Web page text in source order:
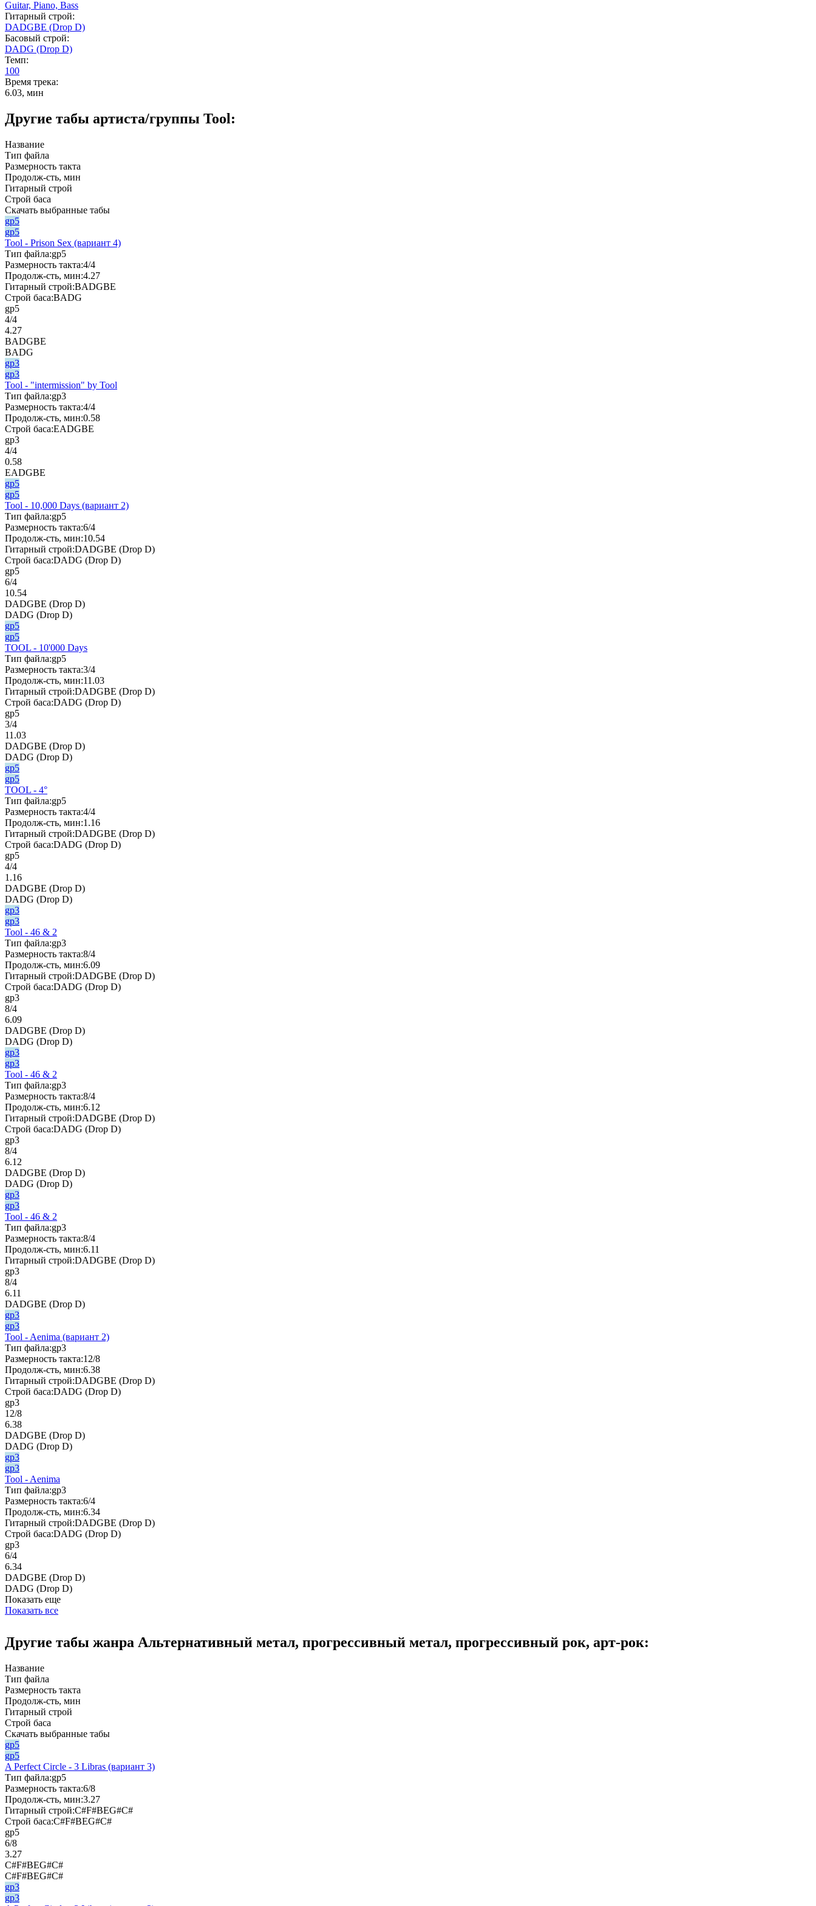
Guitar, Piano, Bass
Гитарный строй:
DADGBE (Drop D)
Басовый строй:
DADG (Drop D)
Темп:
100
Время трека:
6.03, мин
Другие табы артиста/группы Tool:
Название
Тип файла
Размерность такта
Продолж-сть, мин
Гитарный строй
Строй баса
Скачать выбранные табы
gp5
gp5
Tool - Prison Sex (вариант 4)
Тип файла:gp5
Размерность такта:4/4
Продолж-сть, мин:4.27
Гитарный строй:BADGBE
Строй баса:BADG
gp5
4/4
4.27
BADGBE
BADG
gp3
gp3
Tool - "intermission" by Tool
Тип файла:gp3
Размерность такта:4/4
Продолж-сть, мин:0.58
Строй баса:EADGBE
gp3
4/4
0.58
EADGBE
gp5
gp5
Tool - 10,000 Days (вариант 2)
Тип файла:gp5
Размерность такта:6/4
Продолж-сть, мин:10.54
Гитарный строй:DADGBE (Drop D)
Строй баса:DADG (Drop D)
gp5
6/4
10.54
DADGBE (Drop D)
DADG (Drop D)
gp5
gp5
TOOL - 10'000 Days
Тип файла:gp5
Размерность такта:3/4
Продолж-сть, мин:11.03
Гитарный строй:DADGBE (Drop D)
Строй баса:DADG (Drop D)
gp5
3/4
11.03
DADGBE (Drop D)
DADG (Drop D)
gp5
gp5
TOOL - 4°
Тип файла:gp5
Размерность такта:4/4
Продолж-сть, мин:1.16
Гитарный строй:DADGBE (Drop D)
Строй баса:DADG (Drop D)
gp5
4/4
1.16
DADGBE (Drop D)
DADG (Drop D)
gp3
gp3
Tool - 46 & 2
Тип файла:gp3
Размерность такта:8/4
Продолж-сть, мин:6.09
Гитарный строй:DADGBE (Drop D)
Строй баса:DADG (Drop D)
gp3
8/4
6.09
DADGBE (Drop D)
DADG (Drop D)
gp3
gp3
Tool - 46 & 2
Тип файла:gp3
Размерность такта:8/4
Продолж-сть, мин:6.12
Гитарный строй:DADGBE (Drop D)
Строй баса:DADG (Drop D)
gp3
8/4
6.12
DADGBE (Drop D)
DADG (Drop D)
gp3
gp3
Tool - 46 & 2
Тип файла:gp3
Размерность такта:8/4
Продолж-сть, мин:6.11
Гитарный строй:DADGBE (Drop D)
gp3
8/4
6.11
DADGBE (Drop D)
gp3
gp3
Tool - Aenima (вариант 2)
Тип файла:gp3
Размерность такта:12/8
Продолж-сть, мин:6.38
Гитарный строй:DADGBE (Drop D)
Строй баса:DADG (Drop D)
gp3
12/8
6.38
DADGBE (Drop D)
DADG (Drop D)
gp3
gp3
Tool - Aenima
Тип файла:gp3
Размерность такта:6/4
Продолж-сть, мин:6.34
Гитарный строй:DADGBE (Drop D)
Строй баса:DADG (Drop D)
gp3
6/4
6.34
DADGBE (Drop D)
DADG (Drop D)
Показать еще
Показать все
Другие табы жанра Альтернативный метал, прогрессивный метал, прогрессивный рок, арт-рок:
Название
Тип файла
Размерность такта
Продолж-сть, мин
Гитарный строй
Строй баса
Скачать выбранные табы
gp5
gp5
A Perfect Circle - 3 Libras (вариант 3)
Тип файла:gp5
Размерность такта:6/8
Продолж-сть, мин:3.27
Гитарный строй:C#F#BEG#C#
Строй баса:C#F#BEG#C#
gp5
6/8
3.27
C#F#BEG#C#
C#F#BEG#C#
gp3
gp3